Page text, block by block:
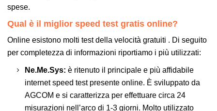
spese.
Qual è il miglior speed test gratis online?
Online esistono molti test della velocità gratuiti . Di seguito
per completezza di informazioni riportiamo i più utilizzati:
Ne.Me.Sys: è ritenuto il principale e più affidabile
internet speed test presente online. È sviluppato da
AGCOM e si caratterizza per effettuare circa 24
misurazioni nell’arco di 1-3 giorni. Molto utilizzato